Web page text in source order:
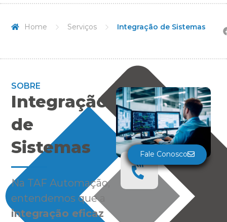
Home Serviços Integração de Sistemas
SOBRE
Integração
de
Sistemas
Na TAF Automação,
entendemos que a
integração eficaz
Fale Conosco